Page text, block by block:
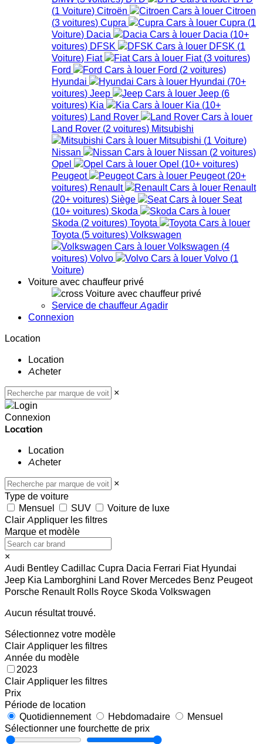
(1 Voiture) Citroën
Citroen
(3 voitures) Cupra Cupra (1
Voiture) Dacia Dacia (10+
voitures) DFSK DFSK (1
Voiture) Fiat Fiat (3 voitures)
Ford
Ford (2 voitures)
Hyundai
Hyundai (70+
voitures) Jeep Jeep (6
voitures) Kia Kia (10+
voitures) Land Rover
Land Rover (2 voitures) Mitsubishi
Mitsubishi (1 Voiture)
Nissan
Nissan (2 voitures)
Opel
Opel (10+ voitures)
Peugeot
Peugeot (20+
voitures) Renault
Renault
(20+ voitures) Siège
Seat
(10+ voitures) Skoda
Skoda (2 voitures) Toyota
Toyota (5 voitures) Volkswagen
Volkswagen (4
voitures) Volvo Volvo (1
Voiture)
Voiture avec chauffeur privé
Voiture avec chauffeur privé
Service de chauffeur Agadir
Connexion
Location
Location
Acheter
×
Connexion
Location
Location
Acheter
×
Type de voiture
Mensuel
SUV
Voiture de luxe
Clair Appliquer les filtres
Marque et modèle
×
Audi Bentley Cadillac Cupra Dacia Ferrari Fiat Hyundai
Jeep Kia Lamborghini Land Rover Mercedes Benz Peugeot
Porsche Renault Rolls Royce Skoda Volkswagen
Aucun résultat trouvé.
Sélectionnez votre modèle
Clair Appliquer les filtres
Année du modèle
2023
Clair Appliquer les filtres
Prix
Période de location
Quotidiennement
Hebdomadaire
Mensuel
Sélectionner une fourchette de prix